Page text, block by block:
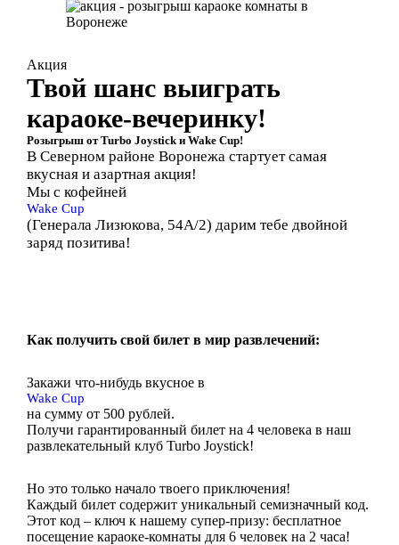
Акция
Твой шанс выиграть
караоке-вечеринку!
Розыгрыш отTurbo Joystickи Wake Cup!
В Северном районе Воронежа стартует самая
вкусная и азартная акция!
Мы с кофейней
Wake Cup
(Генерала Лизюкова, 54А/2) дарим тебе двойной
заряд позитива!
Как получить свой билет в мир развлечений:
Закажи что-нибудь вкусное в
Wake Cup
на сумму от 500 рублей.
Получи гарантированный билет на 4 человека в наш
развлекательный клуб Turbo Joystick!
Но это только начало твоего приключения!
Каждый билет содержит уникальный семизначный код.
Этот код – ключ к нашему супер-призу: бесплатное
посещение караоке-комнаты для 6 человек на 2 часа!